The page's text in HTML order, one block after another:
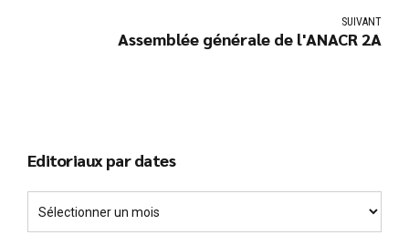
SUIVANT
Assemblée générale de l'ANACR 2A
Editoriaux par dates